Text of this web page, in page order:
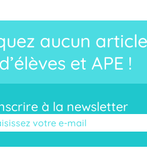
aucun
et APE !
à la newsletter